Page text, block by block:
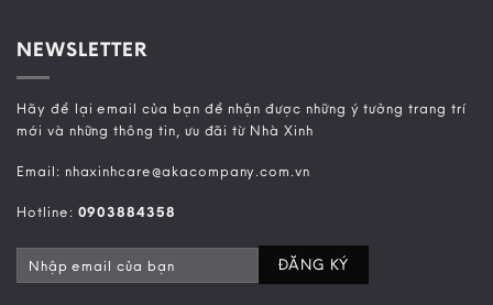
NEWSLETTER
Hãy để lại email của bạn để nhận được những ý tưởng trang trí
mới và những thông tin, ưu đãi từ Nhà Xinh
Email: nhaxinhcare@akacompany.com.vn
Hotline: 0903884358